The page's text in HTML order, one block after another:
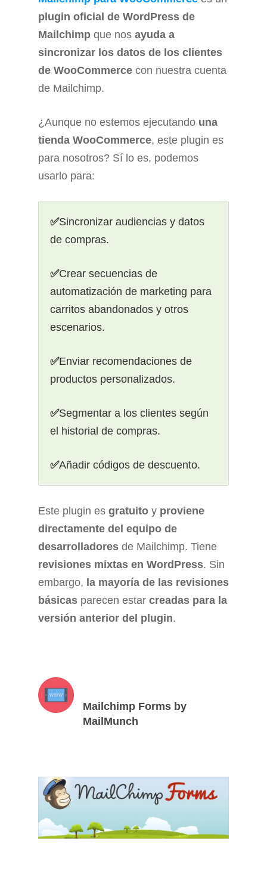
plugin oficial de WordPress de
Mailchimp que nos ayuda a
sincronizar los datos de los clientes
de WooCommerce con nuestra cuenta
de Mailchimp.
¿Aunque no estemos ejecutando una
tienda WooCommerce, este plugin es
para nosotros? Sí lo es, podemos
usarlo para:
✅Sincronizar audiencias y datos
de compras.
✅Crear secuencias de
automatización de marketing para
carritos abandonados y otros
escenarios.
✅Enviar recomendaciones de
productos personalizados.
✅Segmentar a los clientes según
el historial de compras.
✅Añadir códigos de descuento.
Este plugin es gratuito y proviene
directamente del equipo de
desarrolladores de Mailchimp. Tiene
revisiones mixtas en WordPress. Sin
embargo, la mayoría de las revisiones
básicas parecen estar creadas para la
versión anterior del plugin.
Mailchimp Forms by
MailMunch